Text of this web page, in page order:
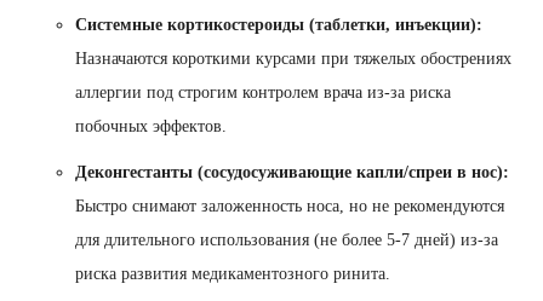
Системные кортикостероиды (таблетки, инъекции):
Назначаются короткими курсами при тяжелых обострениях
аллергии под строгим контролем врача из-за риска
побочных эффектов.
Деконгестанты (сосудосуживающие капли/спреи в нос):
Быстро снимают заложенность носа, но не рекомендуются
для длительного использования (не более 5-7 дней) из-за
риска развития медикаментозного ринита.